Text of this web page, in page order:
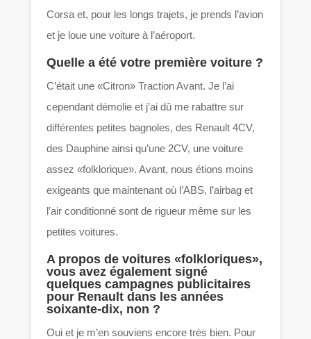
Corsa et, pour les longs trajets, je prends l’avion
et je loue une voiture à l’aéroport.
Quelle a été votre première voiture ?
C’était une «Citron» Traction Avant. Je l’ai
cependant démolie et j’ai dû me rabattre sur
différentes petites bagnoles, des Renault 4CV,
des Dauphine ainsi qu’une 2CV, une voiture
assez «folklorique». Avant, nous étions moins
exigeants que maintenant où l’ABS, l’airbag et
l’air conditionné sont de rigueur même sur les
petites voitures.
A propos de voitures «folkloriques»,
vous avez également signé
quelques campagnes publicitaires
pour Renault dans les années
soixante-dix, non ?
Oui et je m’en souviens encore très bien. Pour